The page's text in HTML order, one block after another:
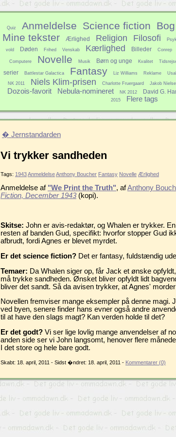
Quiz Anmeldelse Science fiction Bog
Mine tekster
Ærlighed Religion Filosofi
vold Døden Frihed Venskab Kærlighed Billeder Conrep
Computere Novelle Musik Børn og unge Kvalitet
serier
Battlestar Galactica Fantasy Liz Williams Reklame
NK 2011 Niels Klim-prisen Charlotte Fruergaard Jakob
Dozois-favorit
Nebula-nomineret NK 2012 David G.
2015
Flere tags
� Jernstandarden
Vi trykker sandheden
Tags: 1943AnmeldelseAnthony Boucher Fantasy Novelle Ærlighed
Anmeldelse af "We Print the Truth", afAnthony
Fiction, December 1943 (kopi).
Skitse: John er avis-redaktør, og Whalen er trykker.
resten af banden Gud, specifikt: hvorfor stopper Gud
afbrudt, fordi Agnes er blevet myrdet.
Er det science fiction? Det er fantasy, fuldstændig
Temaer: Da Whalen siger op, får Jack et ønske
må trykke sandheden. Ønsket bliver opfyldt lidt
bliver det sandt. Så da avisen trykker, at Agnes'
Novellen fremviser mange eksempler på denne magi.
ved byen, senere finder hans evner også andre
til at have den slags magt? Kan verden holde til det?
Er det godt? Vi ser lige lovlig mange anvendelser af
anden side ser vi John langsomt, henover flere
I det store og hele bare godt.
Skabt: 18. april, 2011 - Sidst �ndret: 18. april, 2011 - Kommentarer (0)